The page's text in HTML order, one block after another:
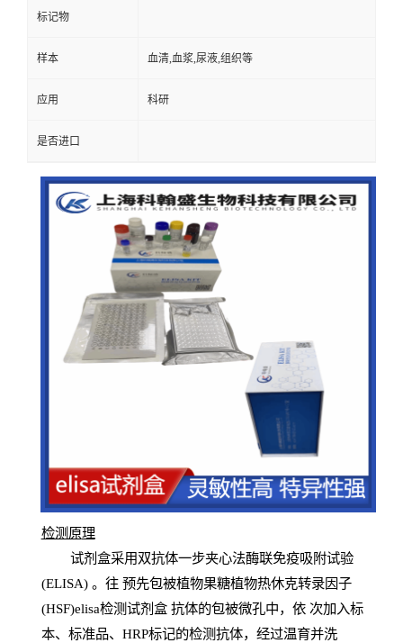
标记物
样本 血清,血浆,尿液,组织等
应用 科研
是否进口
检测原理
试剂盒采用双抗体一步夹心法酶联免疫吸附试验
(ELISA) 。往 预先包被植物果糖植物热休克转录因子
(HSF)elisa检测试剂盒抗体的包被微孔中，依 次加入标
本、标准品、 HRP标记的检测抗体，经过温育并洗